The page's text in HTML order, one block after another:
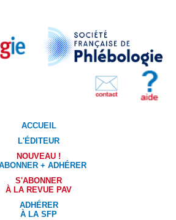
ACCUEIL
L'ÉDITEUR
NOUVEAU !
+ ADHÉRER
S'ABONNER
À LA REVUE PAV
ADHÉRER
À LA SFP